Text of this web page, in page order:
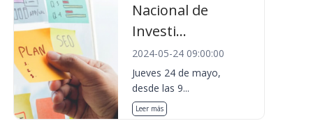
Nacional de
Investi...
2024-05-24 09:00:00
Jueves 24 de mayo,
desde las 9...
Leer más